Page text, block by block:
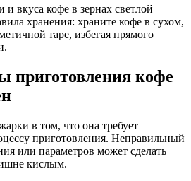
и вкуса кофе в зернах светлой
хранения: храните кофе в сухом,
таре, избегая прямого
приготовления кофе
в том, что она требует
приготовления. Неправильный
или параметров может сделать
кислым.